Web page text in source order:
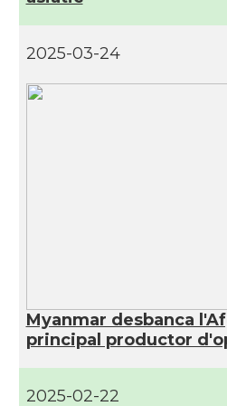
2025-03-24
Myanmar desbanca
principal productor
2025-02-22